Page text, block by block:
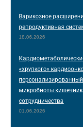
Варикозное
репродуктивная
18.06.2026
«хрупкого»
микробиоты
сотрудничества
01.06.2026